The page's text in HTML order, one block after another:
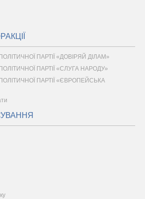
ПАРТІЇ «ДОВІРЯЙ ДІЛАМ»
ПОЛІТИЧНОЇ ПАРТІЇ «СЛУГА НАРОДУ»
ПОЛІТИЧНОЇ ПАРТІЇ «ЄВРОПЕЙСЬКА